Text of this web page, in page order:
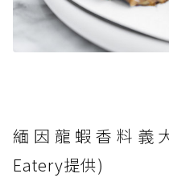
緬因龍蝦香料義
Eatery提供)